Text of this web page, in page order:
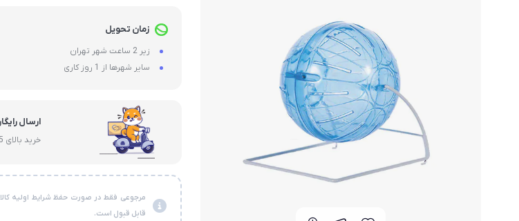
زمان تحویل
زیر 2 ساعت شهر تهران
سایر شهرها از 1 روز کاری
ارسال
خرید بالای 5 م تهران و 20 م سایر شهرها
مرجوعی فقط در صورت حفظ شرایط اولیه
قابل قبول است.